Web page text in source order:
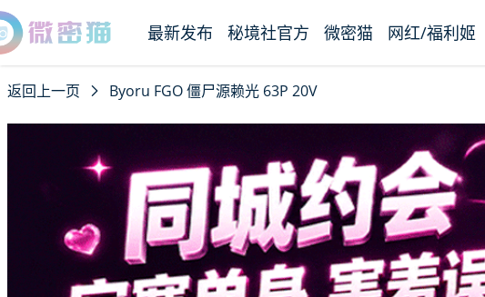
最新发布 秘境社官方 微密猫 网红/福利姬
返回上一页 Byoru FGO 僵尸源赖光 63P 20V